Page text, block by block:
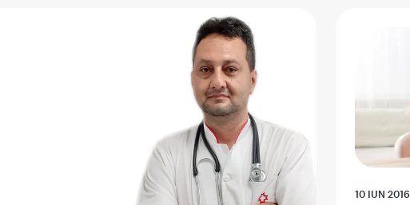
10 IUN 2016